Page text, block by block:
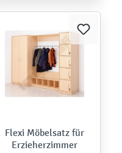
Flexi Möbelsatz für
Erzieherzimmer